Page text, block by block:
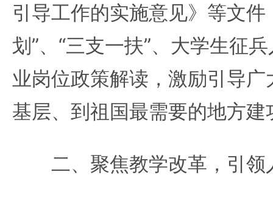
引导工作的实施意见》等文件
划”、“三支一扶”、大学生征
业岗位政策解读，激励引导
基层、到祖国最需要的地方建
二、聚焦教学改革，引领